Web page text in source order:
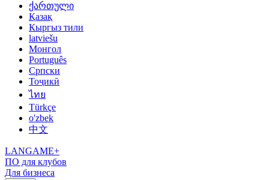
ქართული
Қазақ
Кыргыз тили
latviešu
Монгол
Português
Српски
Тоҷикӣ
ไทย
Türkçe
o'zbek
中文
LANGAME+
ПО для клубов
Для бизнеса